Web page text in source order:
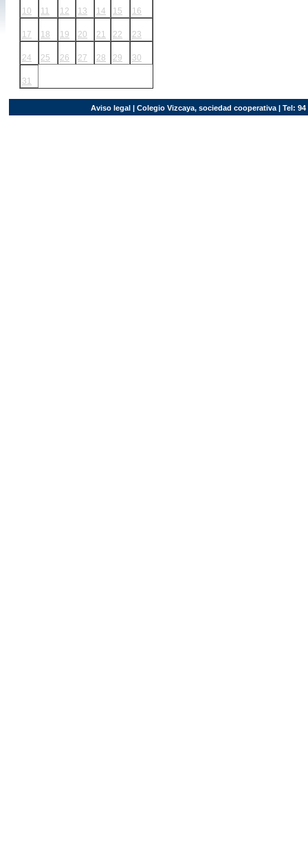
10 11 12 13 14 15 16
17 18 19 20 21 22 23
24 25 26 27 28 29 30
31
Aviso legal| Colegio Vizcaya, sociedad cooperativa | Tel: 94